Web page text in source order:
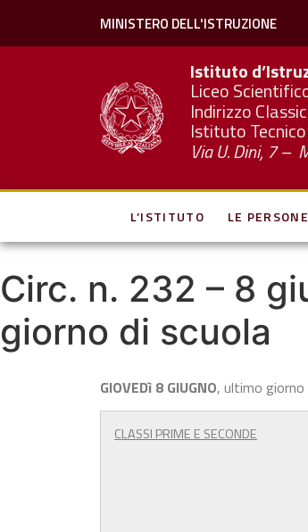
MINISTERO DELL'ISTRUZIONE
Istituto
Liceo
Indirizzo
Istituto
Via U. Dini, 7 –
L’ISTITUTO LE PERSONE
Circ. n. 232 – 8
giorno di scuola
GIOVEDì 8 GIUGNO, ultimo giorno
CLASSI PRIME E SECONDE